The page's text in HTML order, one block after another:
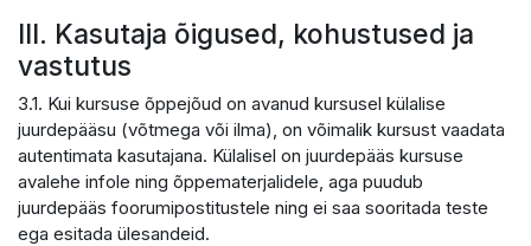
III. Kasutaja õigused, kohustused ja
vastutus
3.1. Kui kursuse õppejõud on avanud kursusel külalise
juurdepääsu (võtmega või ilma), on võimalik kursust vaadata
autentimata kasutajana. Külalisel on juurdepääs kursuse
avalehe infole ning õppematerjalidele, aga puudub
juurdepääs foorumipostitustele ning ei saa sooritada teste
ega esitada ülesandeid.